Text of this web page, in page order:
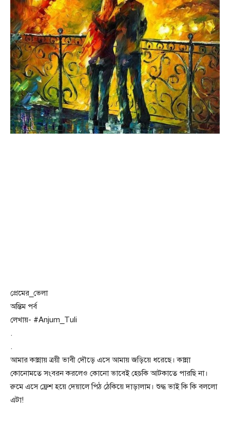
প্রেমের_ভেলা
অন্তিম পর্ব
লেখায়- #Anjum_Tuli
.
.
আমার কান্নায় ত্রয়ী ভাবী দৌড়ে এসে আমায় জড়িয়ে ধরেছে। কান্না
কোনোমতে সংবরন করলেও কোনো ভাবেই হেচকি আটকাতে পারছি না।
রুমে এসে ফ্রেশ হয়ে দেয়ালে পিঠ ঠেকিয়ে দাড়ালাম। শুদ্ধ ভাই কি কি বললো
এটা!